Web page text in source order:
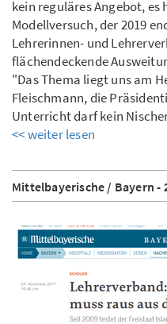
kein reguläres Angebot, es
Modellversuch, der 2019
Lehrerinnen- und
flächendeckende
"Das Thema liegt uns am
Fleischmann, die
Unterricht darf kein
<< weiter lesen
Mittelbayerische / Bayern -